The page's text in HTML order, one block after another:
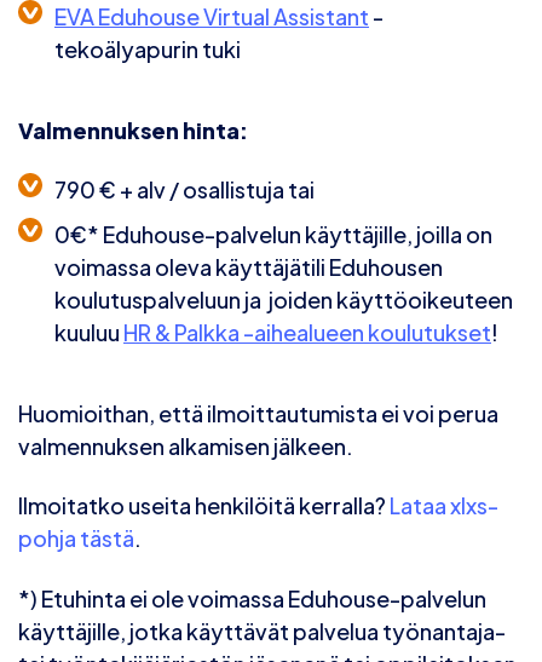
EVA Eduhouse Virtual Assistant -
tekoälyapurin tuki
Valmennuksen hinta:
790 € + alv / osallistuja tai
0€* Eduhouse-palvelun käyttäjille, joilla on
voimassa oleva käyttäjätili Eduhousen
koulutuspalveluun ja joiden käyttöoikeuteen
kuuluu HR & Palkka -aihealueen koulutukset!
Huomioithan, että ilmoittautumista ei voi perua
valmennuksen alkamisen jälkeen.
Ilmoitatko useita henkilöitä kerralla? Lataa xlxs-
pohja tästä.
*) Etuhinta ei ole voimassa Eduhouse-palvelun
käyttäjille, jotka käyttävät palvelua työnantaja-